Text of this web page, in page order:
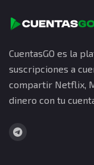
CuentasGO es la
suscripciones a
compartir Netflix,
dinero con tu